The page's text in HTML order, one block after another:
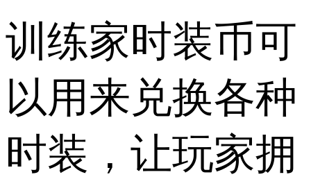
训练家时装币可
以用来兑换各种
时装，让玩家拥